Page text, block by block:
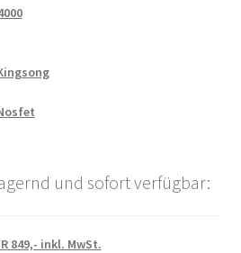
und sofort verfügbar:
849,- inkl. MwSt.